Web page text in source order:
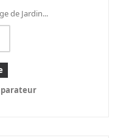
de Jardin...